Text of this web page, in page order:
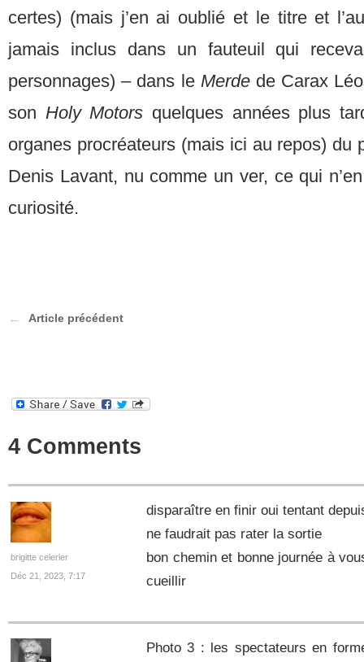
certes) (mais j’en ai oublié et le titre et
jamais inclus dans un fauteuil qui
personnages) – dans le Merdede Carax
son Holy Motors quelques années plus
organes procréateurs (mais ici au repos) du
Denis Lavant, nu comme un ver, ce qui
curiosité.
Article précédent
4 Comments
brigitte celerier
Déc 21, 2023, 7:17
disparaître en finir oui tentant
ne faudrait pas rater la sortie
bon chemin et bonne journée à
cueillir
Photo 3 : les spectateurs en